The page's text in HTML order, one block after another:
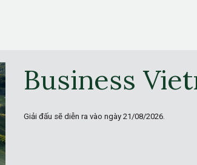
Business
Giải đấu sẽ diễn ra vào ngày 21/08/2026.